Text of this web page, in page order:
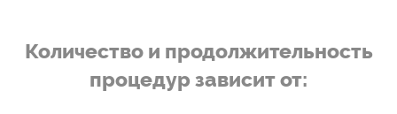
Количество и продолжительность
процедур зависит от: